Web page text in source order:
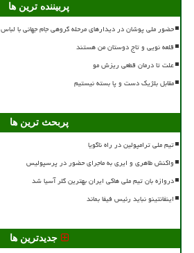
پربیننده ترین ها
حضور ملی پوشان در دیدارهای مرحله گروهی جام جهانی با
قلعه نویی و تاج دوستان من هستند
علت تا درمان قطعی ریزش مو
مقابل بلژیک دست و پا بسته نیستیم
پربحث ترین ها
تیم ملی ترامپولین در راه ناگویا
واکنش طاهری و ایری به ماجرای حضور در پرسپولیس
دروازه بان تیم ملی هاکی ایران بهترین گلر آسیا شد
اینفانتینو نباید رئیس فیفا بماند
جدیدترین ها